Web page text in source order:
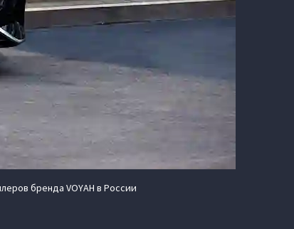
бренда VOYAH в России